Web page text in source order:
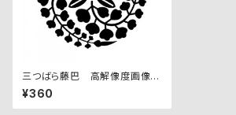
三つばら藤巴 高解像度画像セ
ット
¥360